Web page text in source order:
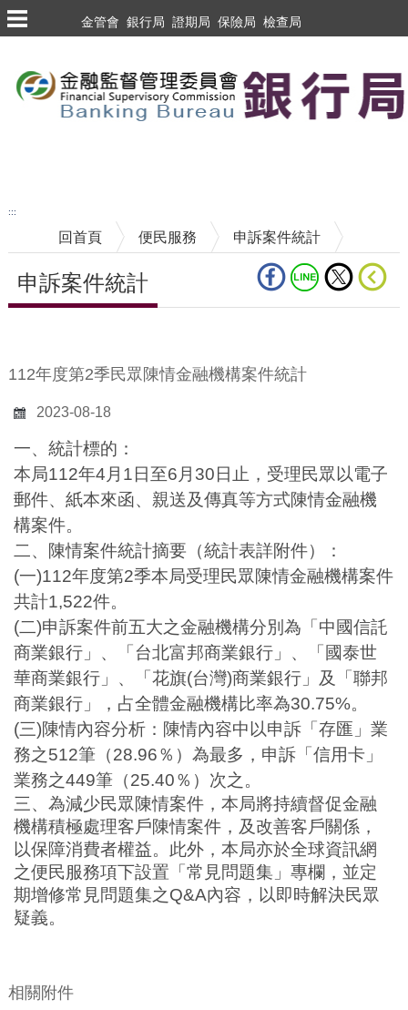
跳到主要內容區塊
金管會 銀行局 證期局 保險局 檢查局
:::
回首頁 便民服務 申訴案件統計
申訴案件統計
112年度第2季民眾陳情金融機構案件統計
2023-08-18
一、統計標的：
本局112年4月 1 日至6月 30 日止，受理民眾以電子
郵件、紙本來函、親送及傳真等方式陳情金融機
構案件。
二、陳情案件統計摘要（統計表詳附件）：
(一)112年度第2季本局受理民眾陳情金融機構案件
共計1,522件。
(二)申訴案件前五大之金融機構分別為 「中國信託
商業銀行」 、 「台北富邦商業銀行」 、
「國泰世
華商業銀行」 、 「花旗(台灣)商業銀行」及「聯邦
商業銀行」，占全體金融機構比率為30.75%。
(三)陳情內容分析：陳情內容中以申訴「存匯」業
務之512筆（28.96％）為最多，申訴「信用卡」
業務之449筆（25.40％）次之。
三、為減少民眾陳情案件，本局將持續督促金融
機構積極處理客戶陳情案件，及改善客戶關係，
以保障消費者權益。此外，本局亦於全球資訊網
之便民服務項下設置「常見問題集」專欄，並定
期增修常見問題集之Q&A內容，以即時解決民眾
疑義。
相關附件